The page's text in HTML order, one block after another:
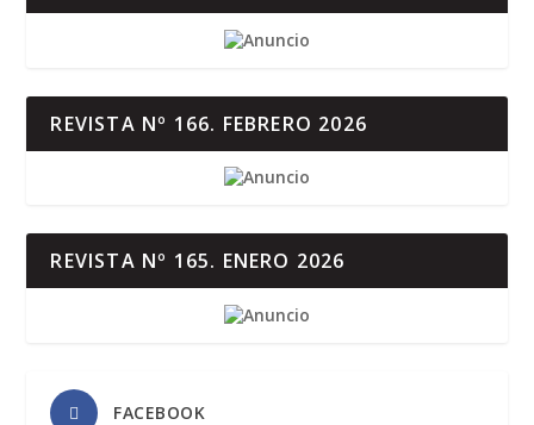
REVISTA Nº 166. FEBRERO 2026
REVISTA Nº 165. ENERO 2026
FACEBOOK